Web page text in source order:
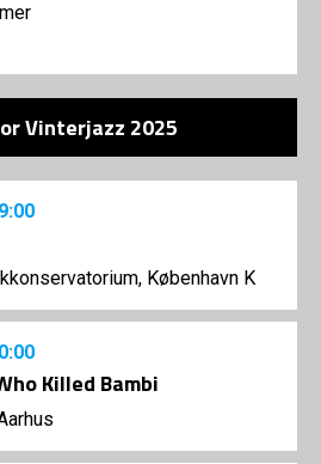
Vinterjazz 2025
København K
Killed Bambi